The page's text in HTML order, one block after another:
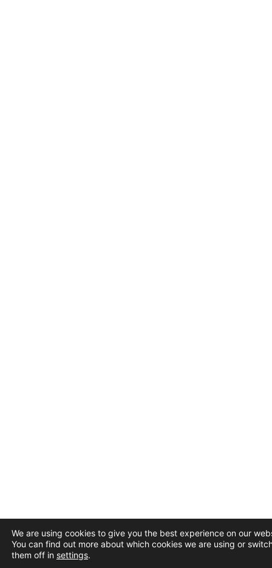
We are using cookies to give you the best experience on our
You can find out more about which cookies we are using or
them off in settings.